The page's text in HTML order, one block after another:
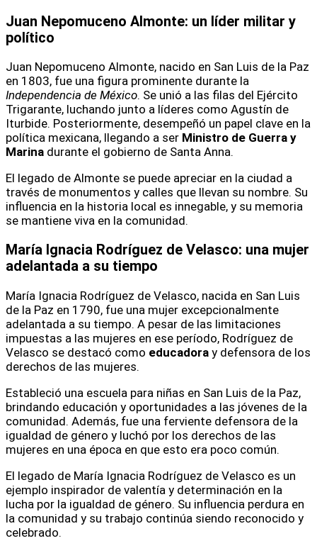
Juan Nepomuceno Almonte: un líder militar y
político
Juan Nepomuceno Almonte, nacido en San Luis de la Paz
en 1803, fue una figura prominente durante la
Independencia de México. Se unió a las filas del Ejército
Trigarante, luchando junto a líderes como Agustín de
Iturbide. Posteriormente, desempeñó un papel clave en la
política mexicana, llegando a ser Ministro de Guerra y
Marina durante el gobierno de Santa Anna.
El legado de Almonte se puede apreciar en la ciudad a
través de monumentos y calles que llevan su nombre. Su
influencia en la historia local es innegable, y su memoria
se mantiene viva en la comunidad.
María Ignacia Rodríguez de Velasco: una mujer
adelantada a su tiempo
María Ignacia Rodríguez de Velasco, nacida en San Luis
de la Paz en 1790, fue una mujer excepcionalmente
adelantada a su tiempo. A pesar de las limitaciones
impuestas a las mujeres en ese período, Rodríguez de
Velasco se destacó como educadora y defensora de los
derechos de las mujeres.
Estableció una escuela para niñas en San Luis de la Paz,
brindando educación y oportunidades a las jóvenes de la
comunidad. Además, fue una ferviente defensora de la
igualdad de género y luchó por los derechos de las
mujeres en una época en que esto era poco común.
El legado de María Ignacia Rodríguez de Velasco es un
ejemplo inspirador de valentía y determinación en la
lucha por la igualdad de género. Su influencia perdura en
la comunidad y su trabajo continúa siendo reconocido y
celebrado.